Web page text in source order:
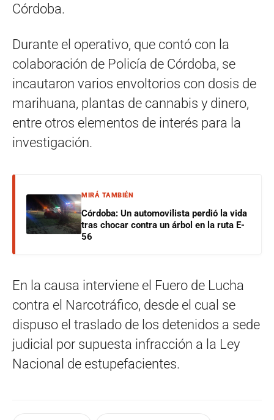
Córdoba.
Durante el operativo, que contó con la
colaboración de Policía de Córdoba, se
incautaron varios envoltorios con dosis de
marihuana, plantas de cannabis y dinero,
entre otros elementos de interés para la
investigación.
MIRÁ TAMBIÉN
Córdoba: Un automovilista perdió la vida
tras chocar contra un árbol en la ruta E-
56
En la causa interviene el Fuero de Lucha
contra el Narcotráfico, desde el cual se
dispuso el traslado de los detenidos a sede
judicial por supuesta infracción a la Ley
Nacional de estupefacientes.